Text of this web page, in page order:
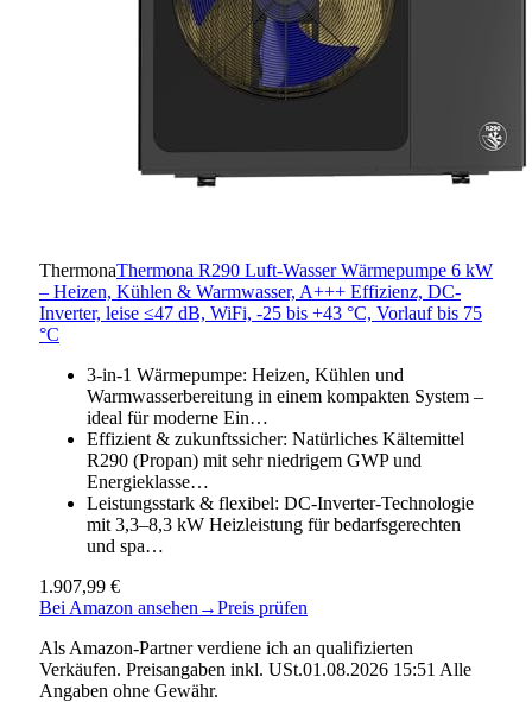
ThermonaThermona R290 Luft-Wasser Wärmepumpe 6 kW
– Heizen, Kühlen & Warmwasser, A+++ Effizienz, DC-
Inverter, leise ≤47 dB, WiFi, -25 bis +43 °C, Vorlauf bis 75
°C
3-in-1 Wärmepumpe: Heizen, Kühlen und
Warmwasserbereitung in einem kompakten System –
ideal für moderne Ein…
Effizient & zukunftssicher: Natürliches Kältemittel
R290 (Propan) mit sehr niedrigem GWP und
Energieklasse…
Leistungsstark & flexibel: DC-Inverter-Technologie
mit 3,3–8,3 kW Heizleistung für bedarfsgerechten
und spa…
1.907,99 €
Bei Amazon ansehen →Preis prüfen
Als Amazon-Partner verdiene ich an qualifizierten
Verkäufen. Preisangaben inkl. USt.01.08.2026 15:51 Alle
Angaben ohne Gewähr.